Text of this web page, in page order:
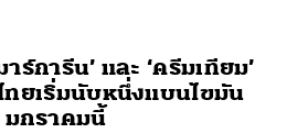
ร์การีน’ และ ‘ครีมเทียม’
ทยเริ่มนับหนึ่งแบนไขมัน
มกราคมนี้